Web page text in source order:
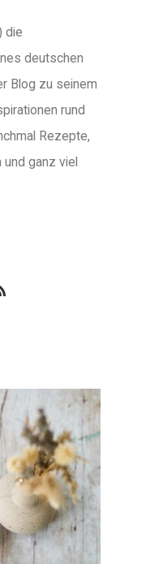
die
deutschen
Blog zu seinem
rund
Rezepte,
ganz viel